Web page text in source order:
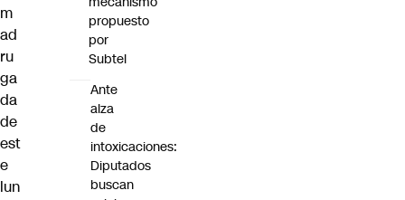
m
ad
ru
ga
da
de
est
e
lun
propuesto
por
Subtel
Ante
alza
de
intoxicaciones:
Diputados
buscan